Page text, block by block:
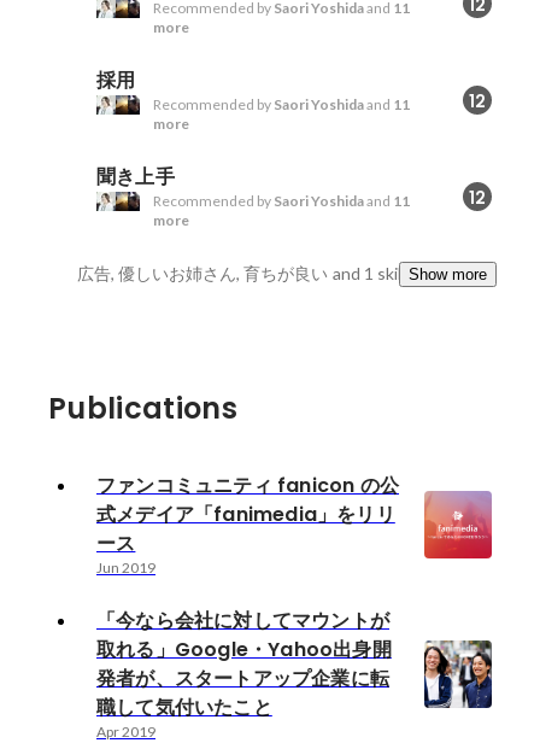
Recommended by Saori Yoshidaand 11
more
採用
12
Recommended by Saori Yoshidaand 11
more
聞き上手
12
Recommended by Saori Yoshidaand 11
more
広告, 優しいお姉さん, 育ちが良い and 1 skillsShow more
Publications
ファンコミュニティ fanicon の公
式メデイア「fanimedia」をリリ
ース
Jun 2019
「今なら会社に対してマウントが
取れる」Google・Yahoo出身開
発者が、スタートアップ企業に転
職して気付いたこと
Apr 2019